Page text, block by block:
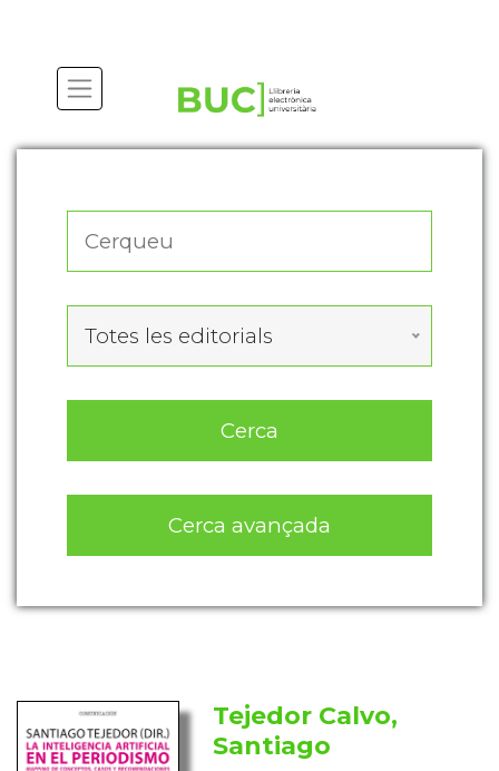
Totes les editorials
Cerca
Cerca avançada
Tejedor Calvo,
Santiago